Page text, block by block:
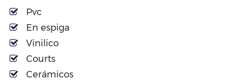
Pvc
En espiga
Vinilico
Courts
Cerámicos